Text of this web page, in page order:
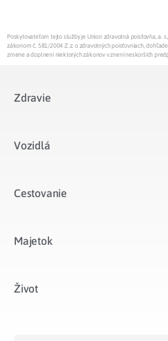
Poskytovateľom tejto služby je Union zdravotná poisťovňa, a.
zákonom č. 581/2004 Z.z. o zdravotných poisťovniach,
zmene a doplnení niektorých zákonov v znení neskorších
Zdravie
Vozidlá​
Cestovanie
Majetok​
Život​